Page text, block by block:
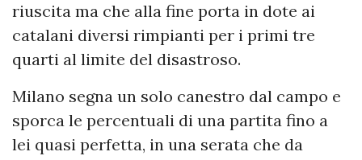
riuscita ma che alla fine porta in dote ai
catalani diversi rimpianti per i primi tre
quarti al limite del disastroso.
Milano segna un solo canestro dal campo e
sporca le percentuali di una partita fino a
lei quasi perfetta, in una serata che da